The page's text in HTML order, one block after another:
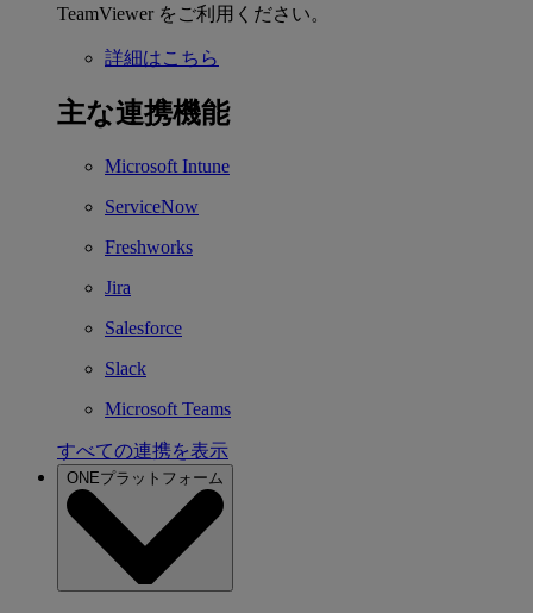
TeamViewer をご利用ください。
詳細はこちら
主な連携機能
Microsoft Intune
ServiceNow
Freshworks
Jira
Salesforce
Slack
Microsoft Teams
すべての連携を表示
ONEプラットフォーム